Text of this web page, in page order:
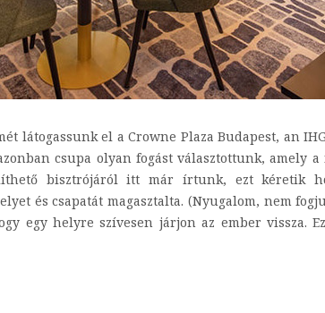
látogassunk el a Crowne Plaza Budapest, an
csupa olyan fogást választottunk,
bisztrójáról itt már írtunk, ezt kéretik
és csapatát magasztalta. (Nyugalom, nem
egy helyre szívesen járjon az ember vissza.